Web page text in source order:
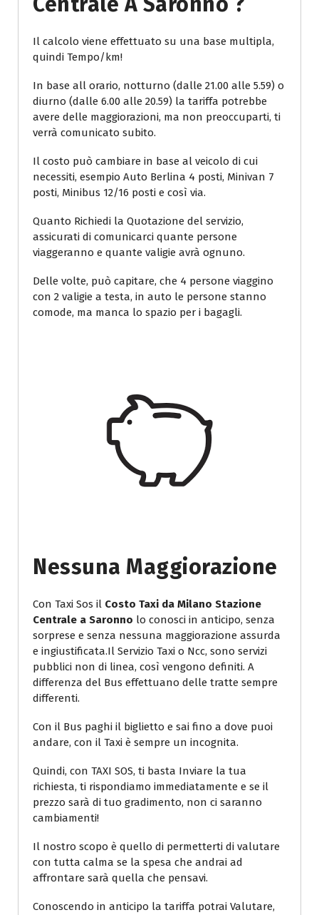
Il calcolo viene effettuato su una base multipla,
quindi Tempo/km!
In base all orario, notturno (dalle 21.00 alle 5.59) o
diurno (dalle 6.00 alle 20.59) la tariffa potrebbe
avere delle maggiorazioni, ma non preoccuparti, ti
verrà comunicato subito.
Il costo può cambiare in base al veicolo di cui
necessiti, esempio Auto Berlina 4 posti, Minivan 7
posti, Minibus 12/16 posti e così via.
Quanto Richiedi la Quotazione del servizio,
assicurati di comunicarci quante persone
viaggeranno e quante valigie avrà ognuno.
Delle volte, può capitare, che 4 persone viaggino
con 2 valigie a testa, in auto le persone stanno
comode, ma manca lo spazio per i bagagli.
Nessuna Maggiorazione
Con Taxi Sos il Costo Taxi da Milano Stazione
Centrale a Saronno lo conosci in anticipo, senza
sorprese e senza nessuna maggiorazione assurda
e ingiustificata.Il Servizio Taxi o Ncc, sono servizi
pubblici non di linea, così vengono definiti. A
differenza del Bus effettuano delle tratte sempre
differenti.
Con il Bus paghi il biglietto e sai fino a dove puoi
andare, con il Taxi è sempre un incognita.
Quindi, con TAXI SOS, ti basta Inviare la tua
richiesta, ti rispondiamo immediatamente e se il
prezzo sarà di tuo gradimento, non ci saranno
cambiamenti!
Il nostro scopo è quello di permetterti di valutare
con tutta calma se la spesa che andrai ad
affrontare sarà quella che pensavi.
Conoscendo in anticipo la tariffa potrai Valutare,